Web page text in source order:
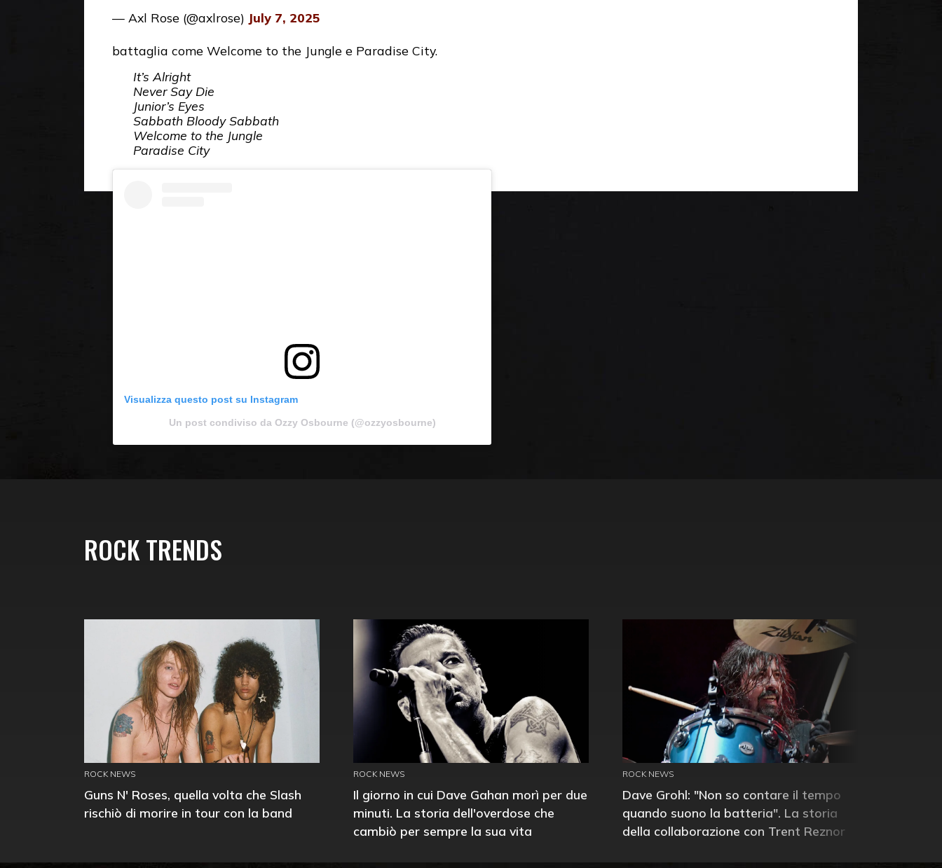
— Axl Rose (@axlrose) July 7, 2025
battaglia come Welcome to the Jungle e Paradise City.
It’s Alright
Never Say Die
Junior’s Eyes
Sabbath Bloody Sabbath
Welcome to the Jungle
Paradise City
Visualizza questo post su Instagram
Un post condiviso da Ozzy Osbourne (@ozzyosbourne)
ROCK TRENDS
ROCK NEWS
Guns N' Roses, quella volta che Slash
rischiò di morire in tour con la band
ROCK NEWS
Il giorno in cui Dave Gahan morì per due
minuti. La storia dell'overdose che
cambiò per sempre la sua vita
ROCK NEWS
Dave Grohl: "Non so contare il tempo
quando suono la batteria". La storia
della collaborazione con Trent Reznor